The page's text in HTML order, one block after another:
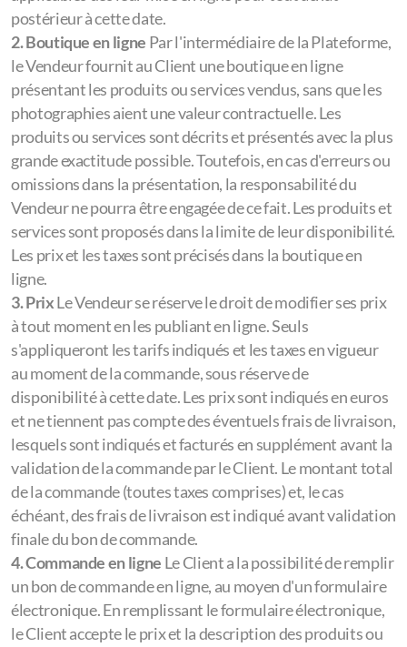
postérieur à cette date.
2. Boutique en ligne Par l'intermédiaire de la Plateforme,
le Vendeur fournit au Client une boutique en ligne
présentant les produits ou services vendus, sans que les
photographies aient une valeur contractuelle. Les
produits ou services sont décrits et présentés avec la plus
grande exactitude possible. Toutefois, en cas d'erreurs ou
omissions dans la présentation, la responsabilité du
Vendeur ne pourra être engagée de ce fait. Les produits et
services sont proposés dans la limite de leur disponibilité.
Les prix et les taxes sont précisés dans la boutique en
ligne.
3. PrixLe Vendeur se réserve le droit de modifier ses prix
à tout moment en les publiant en ligne. Seuls
s'appliqueront les tarifs indiqués et les taxes en vigueur
au moment de la commande, sous réserve de
disponibilité à cette date. Les prix sont indiqués en euros
et ne tiennent pas compte des éventuels frais de livraison,
lesquels sont indiqués et facturés en supplément avant la
validation de la commande par le Client. Le montant total
de la commande (toutes taxes comprises) et, le cas
échéant, des frais de livraison est indiqué avant validation
finale du bon de commande.
4. Commande en ligne Le Client a la possibilité de remplir
un bon de commande en ligne, au moyen d'un formulaire
électronique. En remplissant le formulaire électronique,
le Client accepte le prix et la description des produits ou